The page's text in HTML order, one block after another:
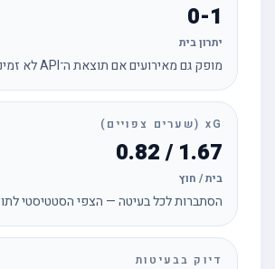
0-1
יתרון בית
מופק גם מאירועים אם תוצאת ה־API לא זמינה
xG (שערים צפויים)
1.67 / 0.82
בית / חוץ
הסתברות לכל בעיטה — הצפי הסטטיסטי
דיוק בבעיטות